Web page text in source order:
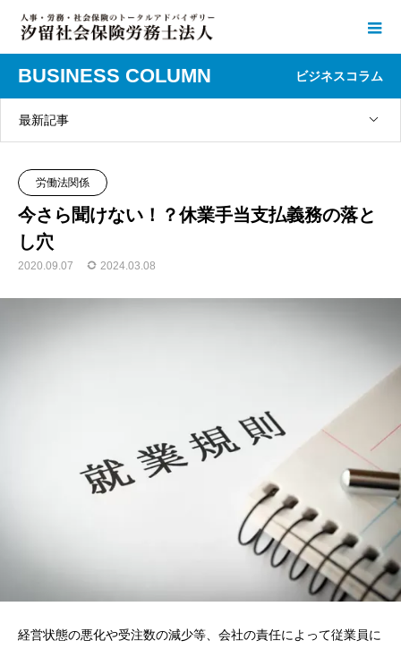
BUSINESS COLUMN ビジネスコラム
最新記事
労働法関係
今さら聞けない！？休業手当支払義務の落と
し穴
2020.09.07 2024.03.08
経営状態の悪化や受注数の減少等、会社の責任によって従業員に